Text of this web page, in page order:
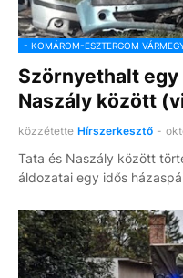
- KOMÁROM-ESZTERGOM
Szörnyethalt egy
Naszály között
közzétette Hírszerkesztő -
Tata és Naszály között
áldozatai egy idős